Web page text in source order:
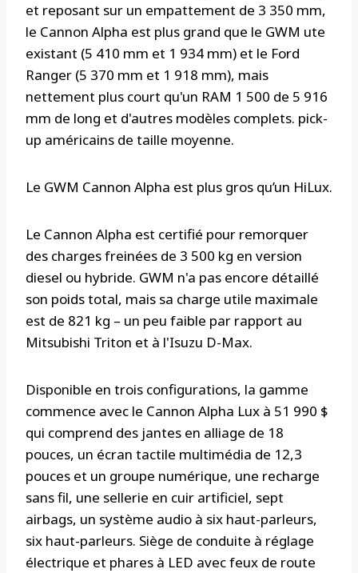
et reposant sur un empattement de 3 350 mm,
le Cannon Alpha est plus grand que le GWM ute
existant (5 410 mm et 1 934 mm) et le Ford
Ranger (5 370 mm et 1 918 mm), mais
nettement plus court qu'un RAM 1 500 de 5 916
mm de long et d'autres modèles complets. pick-
up américains de taille moyenne.
Le GWM Cannon Alpha est plus gros qu’un HiLux.
Le Cannon Alpha est certifié pour remorquer
des charges freinées de 3 500 kg en version
diesel ou hybride. GWM n'a pas encore détaillé
son poids total, mais sa charge utile maximale
est de 821 kg – un peu faible par rapport au
Mitsubishi Triton et à l'Isuzu D-Max.
Disponible en trois configurations, la gamme
commence avec le Cannon Alpha Lux à 51 990 $
qui comprend des jantes en alliage de 18
pouces, un écran tactile multimédia de 12,3
pouces et un groupe numérique, une recharge
sans fil, une sellerie en cuir artificiel, sept
airbags, un système audio à six haut-parleurs,
six haut-parleurs. Siège de conduite à réglage
électrique et phares à LED avec feux de route